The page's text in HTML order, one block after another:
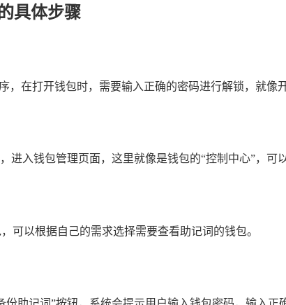
具体步骤
，在打开钱包时，需要输入正确的密码进行解锁，就像
进入钱包管理页面，这里就像是钱包的“控制中心”，可
可以根据自己的需求选择需要查看助记词的钱包。